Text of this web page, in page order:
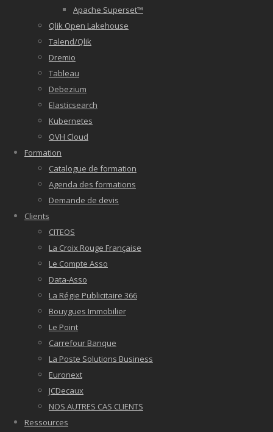
Apache Superset™
Qlik Open Lakehouse
Talend/Qlik
Dremio
Tableau
Debezium
Elasticsearch
Kubernetes
OVH Cloud
Formation
Catalogue de formation
Agenda des formations
Demande de devis
Clients
CITEOS
La Croix Rouge Française
Le Compte Asso
Data-Asso
La Régie Publicitaire 366
Bouygues Immobilier
Le Point
Carrefour Banque
La Poste Solutions Business
Euronext
JCDecaux
NOS AUTRES CAS CLIENTS
Ressources